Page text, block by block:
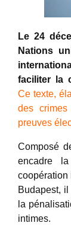
Le 24
Nations
faciliter la
Ce texte,
des
preuves
Composé
encadre
coopération
Budapest,
la
intimes.